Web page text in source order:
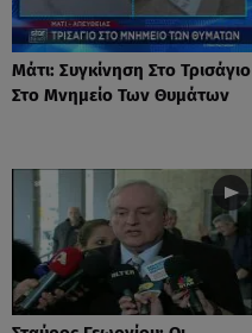
Μάτι: Συγκίνηση Στο Τρισάγιο
Στο Μνημείο Των Θυμάτων